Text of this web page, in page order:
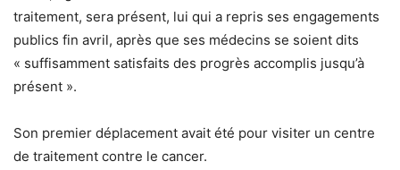
traitement, sera présent, lui qui a repris ses engagements
publics fin avril, après que ses médecins se soient dits
« suffisamment satisfaits des progrès accomplis jusqu’à
présent ».
Son premier déplacement avait été pour visiter un centre
de traitement contre le cancer.